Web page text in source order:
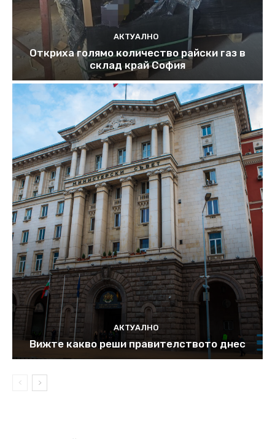
АКТУАЛНО
Откриха голямо количество райски газ в
склад край София
АКТУАЛНО
Вижте какво реши правителството днес